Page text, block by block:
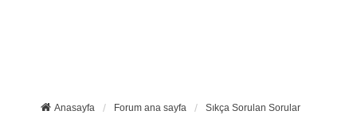
Anasayfa Forum ana sayfa Sıkça Sorulan Sorular